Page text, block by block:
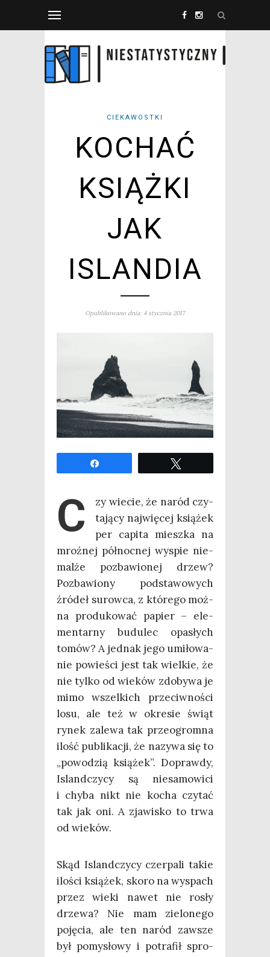
CIEKAWOSTKI
KOCHAĆ
KSIĄŻKI
JAK
ISLANDIA
Opublikowano dnia: 4 stycznia 2017
C
zy wie­cie, że naród czy­
ta­ją­cy naj­wię­cej ksią­żek
per capi­ta miesz­ka na
mroź­nej pół­noc­nej wyspie nie­
mal­że pozba­wio­nej drzew?
Pozba­wio­ny pod­sta­wo­wych
źró­deł surow­ca, z któ­re­go moż­
na pro­du­ko­wać papier – ele­
men­tar­ny budu­lec opa­słych
tomów? A jed­nak jego umi­ło­wa­
nie powie­ści jest tak wiel­kie, że
nie tyl­ko od wie­ków zdo­by­wa je
mimo wszel­kich prze­ciw­no­ści
losu, ale też w okre­sie świąt
rynek zale­wa tak prze­ogrom­na
ilość publi­ka­cji, że nazy­wa się to
„powo­dzią ksią­żek”. Dopraw­dy,
Island­czy­cy są nie­sa­mo­wi­ci
i chy­ba nikt nie kocha czy­tać
tak jak oni. A zja­wi­sko to trwa
od wieków.
Skąd Island­czy­cy czer­pa­li takie
ilo­ści ksią­żek, sko­ro na wyspach
przez wie­ki nawet nie rosły
drze­wa? Nie mam zie­lo­ne­go
poję­cia, ale ten naród zawsze
był pomy­sło­wy i potra­fił spro­